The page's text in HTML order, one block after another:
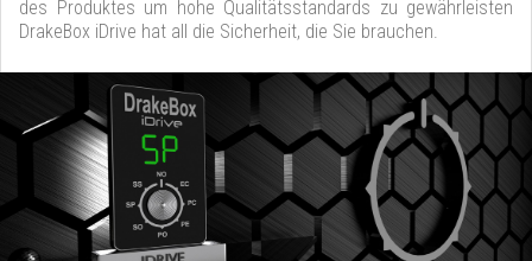
des Produktes um hohe Qualitätsstandards zu gewährleisten
DrakeBox iDrive hat all die Sicherheit, die Sie brauchen.